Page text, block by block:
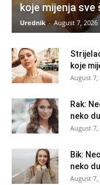
koje mijenja
Urednik - August 7, 2026
koje
August 7,
Rak:
neko
August 7,
Bik:
neko
August 7,